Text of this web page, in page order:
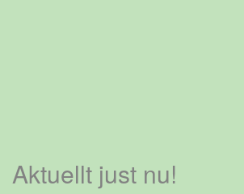
Aktuellt just nu!